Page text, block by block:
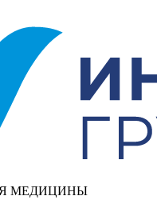
МЕДИЦИНЫ